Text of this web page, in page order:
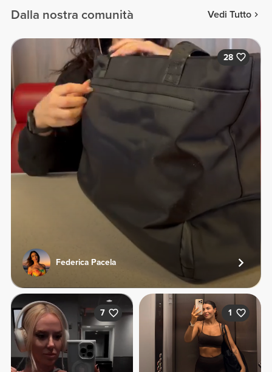
Dalla nostra comunità Vedi Tutto
28
Federica Pacela
7 1